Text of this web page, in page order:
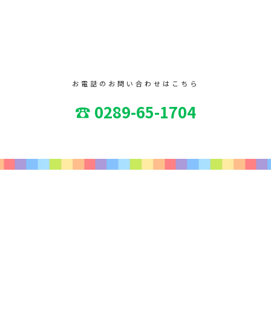
お電話のお問い合わせはこちら
☎ 0289-65-1704